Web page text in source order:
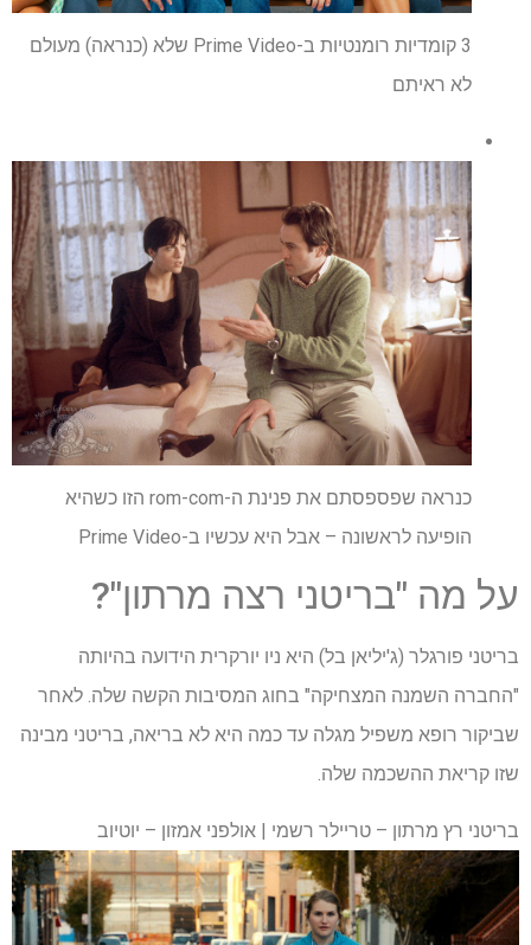
3 קומדיות רומנטיות ב-Prime Video שלא (כנראה) מעולם
לא ראיתם
כנראה שפספסתם את פנינת ה-rom-com הזו כשהיא
הופיעה לראשונה – אבל היא עכשיו ב-Prime Video
על מה "בריטני רצה מרתון"?
בריטני פורגלר (ג'יליאן בל) היא ניו יורקרית הידועה בהיותה
"החברה השמנה המצחיקה" בחוג המסיבות הקשה שלה. לאחר
שביקור רופא משפיל מגלה עד כמה היא לא בריאה, בריטני מבינה
שזו קריאת ההשכמה שלה.
בריטני רץ מרתון – טריילר רשמי | אולפני אמזון – יוטיוב